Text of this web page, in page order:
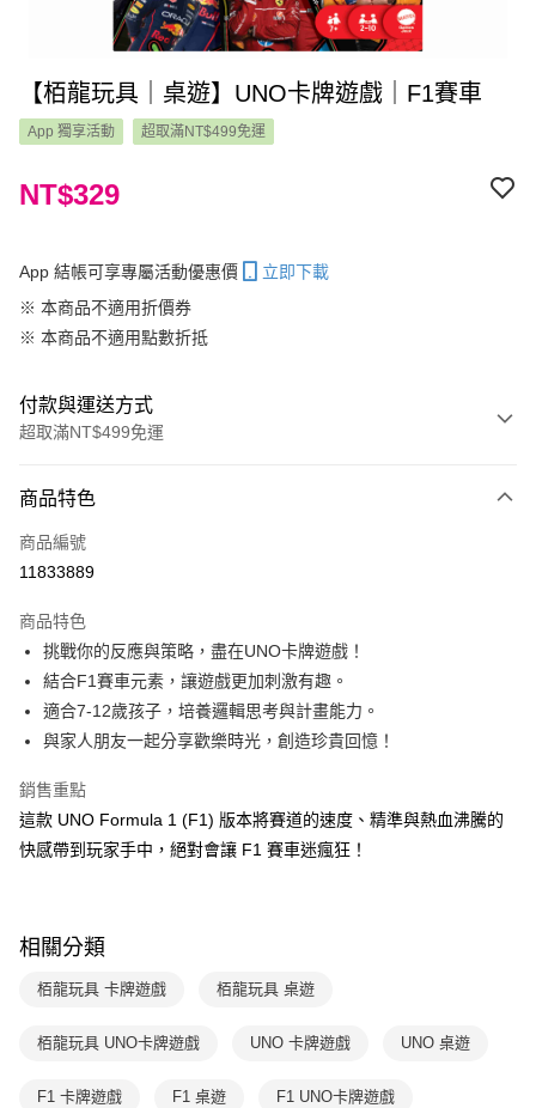
【栢龍玩具｜桌遊】UNO卡牌遊戲｜F1賽車
App 獨享活動 超取滿NT$499免運
NT$329
App 結帳可享專屬活動優惠價
立即下載
※ 本商品不適用折價券
※ 本商品不適用點數折抵
付款與運送方式
超取滿NT$499免運
信用卡一次付款
LINE Pay
大哥付你分期
相關說明
【大哥付你分期使用說明】
1.本服務由台灣大哥大提供，台灣大哥大用戶可立即使用無須另外申請。
2.付款方式選擇「大哥付你分期」，訂單成立後會自動跳轉到大哥付的交易
成交易。
3.實際核准額度、可分期數及費用金額請依後續交易確認頁面所載為準。
4.訂單成立30分鐘內，如未前往確認交易或遇審核未通過，訂單將自動取
消。如遇「轉專審核」未通過狀況，表示未達大哥付你分期系統評分，恕無
醒簡訊。
2.透過簡訊連結打開帳單後，可選擇「超商條碼／台灣大直營門市／銀行轉
帳／街口支付／iPASS MONEY」等通路繳費。
1.本服務係由「台灣大哥大股份有限公司」（以下簡稱本公司）所提供，讓
買賣價金債權讓與本公司後，依約使用本公司帳單繳交帳款。
AFTEE先享後付
相關說明
AFTEE先享後付是「在收到商品之後才付款」的支付方式。 讓您購物簡單
便利好安心！
１．簡單：不需註冊會員、不需綁卡、不需儲值。
２．便利：只要手機號碼，簡訊認證，即可結帳。
１．於結帳方式選擇「AFTEE先享後付」後，將跳轉至「AFTEE先享後付」
２．訂單成立數日內，您將收到繳費通知簡訊。
ATM／網路銀行／等多元方式進行付款，方視為交易完成。
※ 請注意：結帳手續完成當下不需立刻繳費，但若您需要取消訂單，請聯絡
後付繳納相關費用。
ATM付款
運送方式
每筆NT$70，滿NT$800(含以上)免運費
國內宅配/郵寄 (不適用離島、海外及郵局i郵箱)
商品特色
商品編號
11833889
商品特色
挑戰你的反應與策略，盡在UNO卡牌遊戲！
結合F1賽車元素，讓遊戲更加刺激有趣。
適合7-12歲孩子，培養邏輯思考與計畫能力。
與家人朋友一起分享歡樂時光，創造珍貴回憶！
銷售重點
這款 UNO Formula 1 (F1) 版本將賽道的速度、精準與熱血沸騰的
快感帶到玩家手中，絕對會讓 F1 賽車迷瘋狂！
相關分類
栢龍玩具 卡牌遊戲 栢龍玩具 桌遊
栢龍玩具 UNO卡牌遊戲 UNO 卡牌遊戲 UNO 桌遊
F1 卡牌遊戲 F1 桌遊 F1 UNO卡牌遊戲